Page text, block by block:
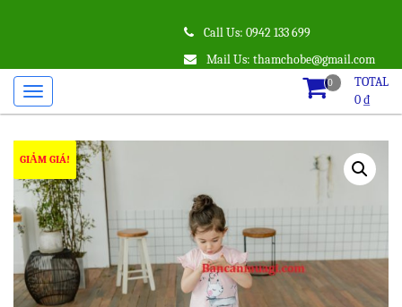
Call Us: 0942 133 699
Mail Us: thamchobe@gmail.com
0
TOTAL
0₫
GIẢM GIÁ!